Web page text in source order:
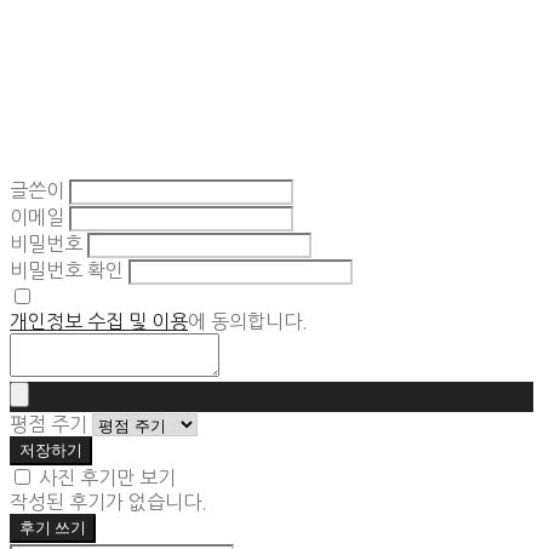
글쓴이
이메일
비밀번호
비밀번호 확인
개인정보 수집 및 이용에 동의합니다.
평점 주기
저장하기
사진 후기만 보기
작성된 후기가 없습니다.
후기 쓰기